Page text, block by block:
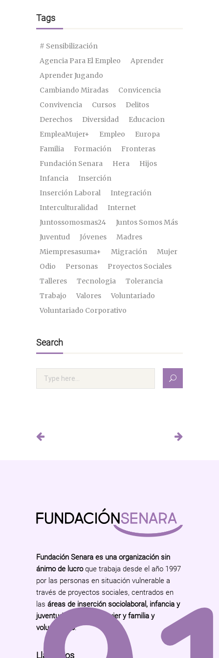
Tags
# Sensibilización
Agencia Para El Empleo
Aprender
Aprender Jugando
Cambiando Miradas
Convicencia
Convivencia
Cursos
Delitos
Derechos
Diversidad
Educacion
EmpleaMujer+
Empleo
Europa
Familia
Formación
Fronteras
Fundación Senara
Hera
Hijos
Infancia
Inserción
Inserción Laboral
Integración
Interculturalidad
Internet
Juntossomosmas24
Juntos Somos Más
Juventud
Jóvenes
Madres
Miempresasuma+
Migración
Mujer
Odio
Personas
Proyectos Sociales
Talleres
Tecnologia
Tolerancia
Trabajo
Valores
Voluntariado
Voluntariado Corporativo
Search
Fundación Senara es una organización sin
ánimo de lucroque trabaja desde el año 1997
por las personas en situación vulnerable a
través de proyectos sociales, centrados en
las áreas de inserción sociolaboral, infancia y
juventud, educación, mujer y familia y
voluntariado.
Llámanos